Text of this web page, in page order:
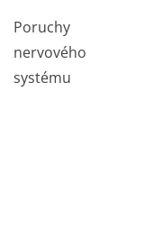
Poruchy
nervového
systému